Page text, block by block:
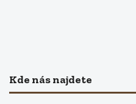
Kde nás najdete